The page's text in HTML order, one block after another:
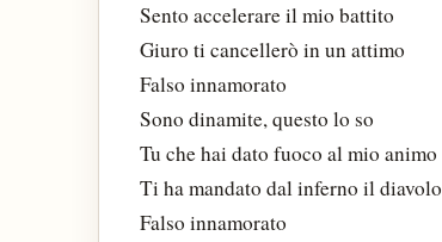
Sento accelerare il mio battito
Giuro ti cancellerò in un attimo
Falso innamorato
Sono dinamite, questo lo so
Tu che hai dato fuoco al mio animo
Ti ha mandato dal inferno il diavolo
Falso innamorato